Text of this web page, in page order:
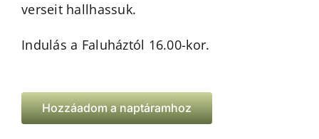
verseit hallhassuk.
Indulás a Faluháztól 16.00-kor.
Hozzáadom a naptáramhoz